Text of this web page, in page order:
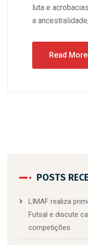
luta e
a
Read More
POSTS
LIMAF realiza
Futsal e discute
competições